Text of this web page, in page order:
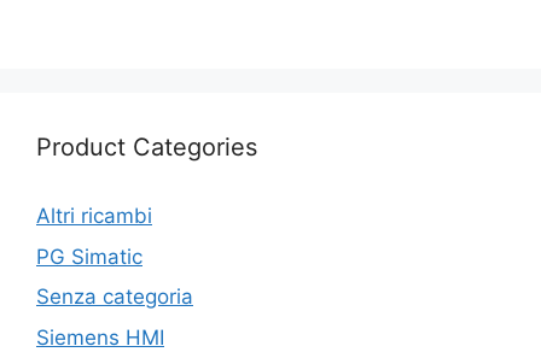
Product Categories
Altri ricambi
PG Simatic
Senza categoria
Siemens HMI